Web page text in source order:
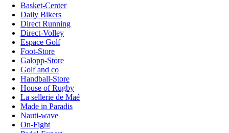
Basket-Center
Daily Bikers
Direct Running
Direct-Volley
Espace Golf
Foot-Store
Galopp-Store
Golf and co
Handball-Store
House of Rugby
La sellerie de Maé
Made in Paradis
Nauti-wave
On-Fight